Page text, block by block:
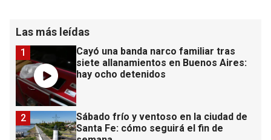
Las más leídas
Cayó una banda narco familiar tras
siete allanamientos en Buenos Aires:
hay ocho detenidos
1
Sábado frío y ventoso en la ciudad de
Santa Fe: cómo seguirá el fin de
2